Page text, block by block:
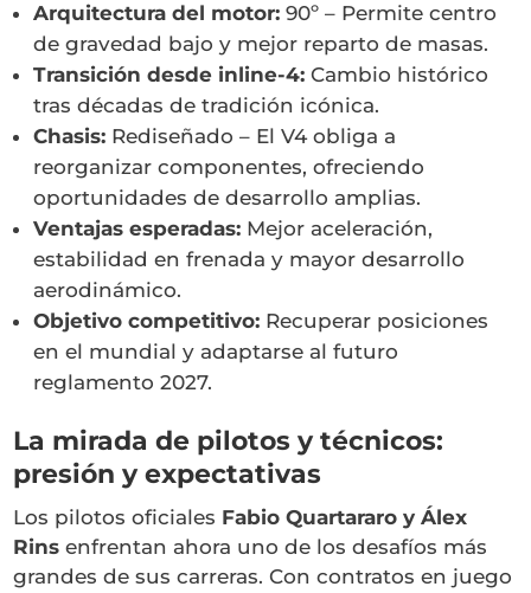
Arquitectura del motor: 90º – Permite centro
de gravedad bajo y mejor reparto de masas.
Transición desde inline-4: Cambio histórico
tras décadas de tradición icónica.
Chasis: Rediseñado – El V4 obliga a
reorganizar componentes, ofreciendo
oportunidades de desarrollo amplias.
Ventajas esperadas: Mejor aceleración,
estabilidad en frenada y mayor desarrollo
aerodinámico.
Objetivo competitivo: Recuperar posiciones
en el mundial y adaptarse al futuro
reglamento 2027.
La mirada de pilotos y técnicos:
presión y expectativas
Los pilotos oficiales Fabio Quartararo y Álex
Rins enfrentan ahora uno de los desafíos más
grandes de sus carreras. Con contratos en juego